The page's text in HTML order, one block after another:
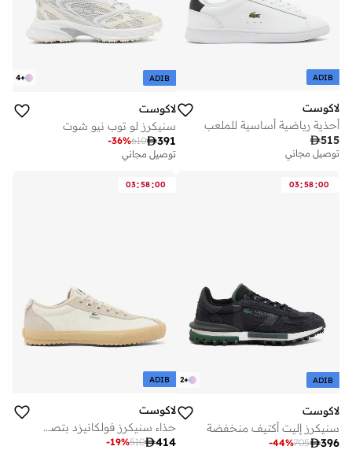
ADIB
لاكوست
أحذية رياضية أساسية للملعب
515
توصيل مجاني
+
4 ADIB
لاكوست
سنيكرز لو توب نيو شوت
391
610
-36%
توصيل مجاني
03:58:00
+
2 ADIB
لاكوست
سنيكرز إليت أكتيف منخفضة
396
705
-44%
03:58:00
ADIB
لاكوست
حذاء سنيكرز فولكانيزد بتصميم ستيلث
414
510
-19%
أفضل سعر خلال آخر 30 يوم